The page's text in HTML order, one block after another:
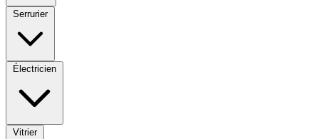
Serrurier
Électricien
Vitrier